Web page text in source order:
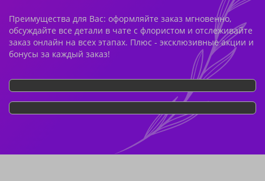
Преимущества для Вас: оформляйте заказ мгновенно,
обсуждайте все детали в чате с флористом и отслеживайте
заказ онлайн на всех этапах. Плюс - эксклюзивные акции и
бонусы за каждый заказ!